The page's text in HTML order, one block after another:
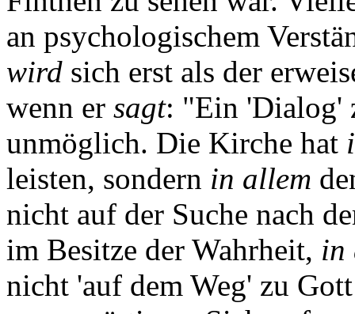
an psychologischem
wird sich erst als der
wenn er sagt: "Ein 'Dialog'
unmöglich. Die Kirche hat
leisten, sondern in allem
nicht auf der Suche nach
im Besitze der Wahrheit, in
nicht 'auf dem Weg' zu